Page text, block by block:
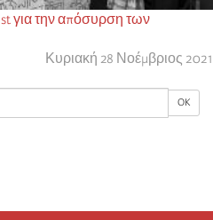
OK
για την απόσυρση των
Κυριακή 28 Νοέμβριος 2021